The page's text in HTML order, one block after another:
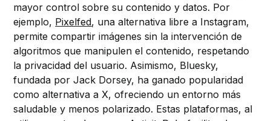
mayor control sobre su contenido y datos. Por
ejemplo, Pixelfed, una alternativa libre a Instagram,
permite compartir imágenes sin la intervención de
algoritmos que manipulen el contenido, respetando
la privacidad del usuario. Asimismo, Bluesky,
fundada por Jack Dorsey, ha ganado popularidad
como alternativa a X, ofreciendo un entorno más
saludable y menos polarizado. Estas plataformas, al